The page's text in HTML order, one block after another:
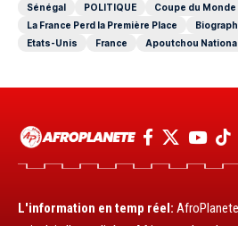
Sénégal
POLITIQUE Coupe du
La France Perd la Première Place
Etats-Unis
France Apoutchou
L'information en temp réel: